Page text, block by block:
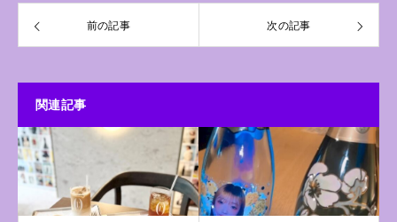
前の記事 次の記事
関連記事